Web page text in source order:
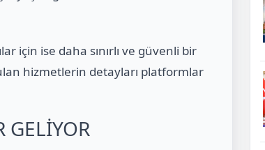
için ise daha sınırlı ve güvenli bir
hizmetlerin detayları platformlar
GELİYOR